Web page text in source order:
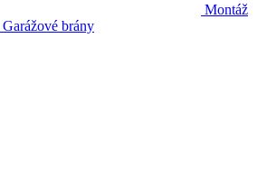
Montáž
Garážové brány